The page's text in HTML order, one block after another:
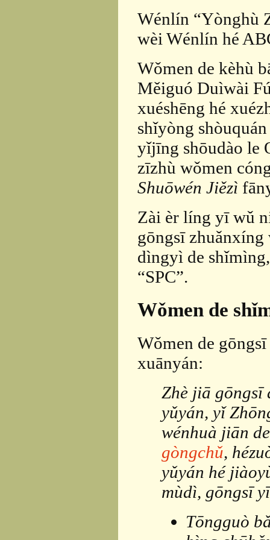
Wénlín “Yònghù
wèi Wénlín hé
Wǒmen de kèhù
Měiguó Duìwài
xuéshēng hé
shǐyòng
yǐjīng shōudào le
zīzhù wǒmen
Shuōwén Jiězì
Zài èr líng yī wǔ
gōngsī
dìngyì de
“SPC”.
Wǒmen de
Wǒmen de
xuānyán:
Zhè jiā gōngsī
yǔyán, yǐ
wénhuà jiān
gòngchǔ,
yǔyán hé
mùdì, gōngsī
Tōngguò